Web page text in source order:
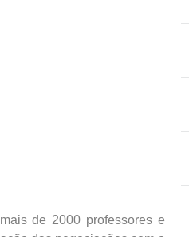
de 2000 professores e